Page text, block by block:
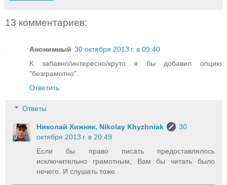
13 комментариев:
Анонимный 30 октября 2013 г. в 09:40
К забавно/интересно/круто я бы добавил опцию
"безграмотно".
Ответить
Ответы
Николай Хижняк, Nikolay Khyzhniak
30
октября 2013 г. в 20:49
Если бы право писать предоставлялось
исключительно грамотным, Вам бы читать было
нечего. И слушать тоже.